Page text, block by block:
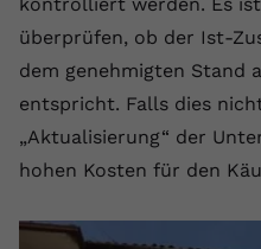
überprüfen, ob der Ist-
dem genehmigten Stand
entspricht. Falls dies
„Aktualisierung“ der
hohen Kosten für den
Name yt-remote-
Anbieter
Laufzeit Session
Zweck
YouTube